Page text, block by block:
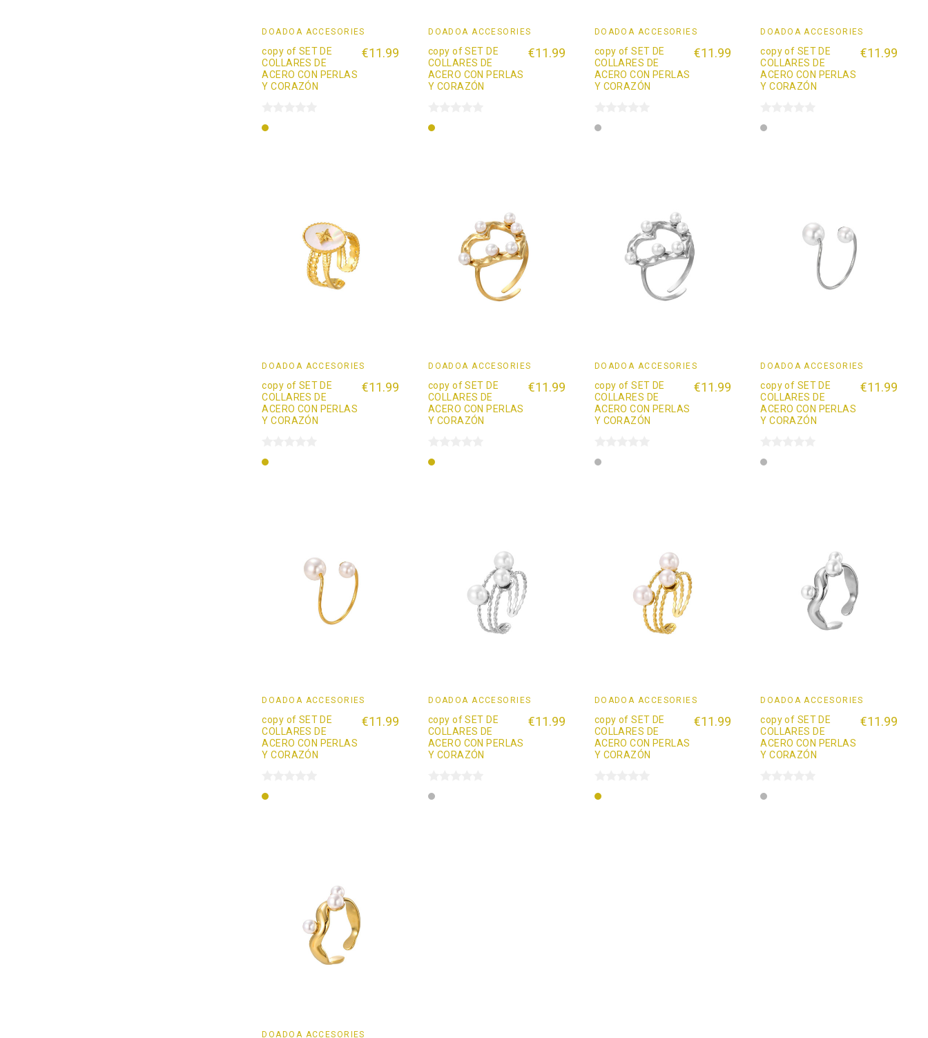
DOADOÄ ACCESORIES
copy of SET DE
COLLARES DE
ACERO CON PERLAS
Y CORAZÓN
€11.99
Oro
DOADOÄ ACCESORIES
copy of SET DE
COLLARES DE
ACERO CON PERLAS
Y CORAZÓN
€11.99
Oro
DOADOÄ ACCESORIES
copy of SET DE
COLLARES DE
ACERO CON PERLAS
Y CORAZÓN
€11.99
Plata
DOADOÄ ACCESORIES
copy of SET DE
COLLARES DE
ACERO CON PERLAS
Y CORAZÓN
€11.99
Plata
DOADOÄ ACCESORIES
copy of SET DE
COLLARES DE
ACERO CON PERLAS
Y CORAZÓN
€11.99
Oro
DOADOÄ ACCESORIES
copy of SET DE
COLLARES DE
ACERO CON PERLAS
Y CORAZÓN
€11.99
Oro
DOADOÄ ACCESORIES
copy of SET DE
COLLARES DE
ACERO CON PERLAS
Y CORAZÓN
€11.99
Plata
DOADOÄ ACCESORIES
copy of SET DE
COLLARES DE
ACERO CON PERLAS
Y CORAZÓN
€11.99
Plata
DOADOÄ ACCESORIES
copy of SET DE
COLLARES DE
ACERO CON PERLAS
Y CORAZÓN
€11.99
Oro
DOADOÄ ACCESORIES
copy of SET DE
COLLARES DE
ACERO CON PERLAS
Y CORAZÓN
€11.99
Plata
DOADOÄ ACCESORIES
copy of SET DE
COLLARES DE
ACERO CON PERLAS
Y CORAZÓN
€11.99
Oro
DOADOÄ ACCESORIES
copy of SET DE
COLLARES DE
ACERO CON PERLAS
Y CORAZÓN
€11.99
Plata
DOADOÄ ACCESORIES